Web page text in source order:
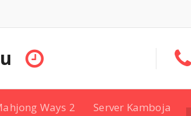
Ways 2 Server Kamboja